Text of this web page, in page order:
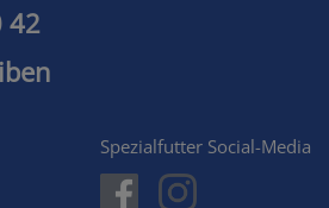
42
Spezialfutter Social-Media